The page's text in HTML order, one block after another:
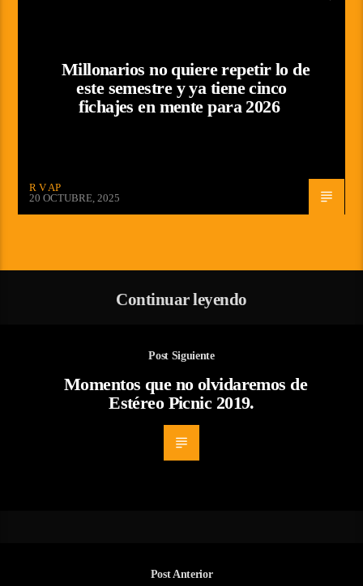
Millonarios no quiere repetir lo de
este semestre y ya tiene cinco
fichajes en mente para 2026
R V AP
20 OCTUBRE, 2025
Continuar leyendo
Post Siguiente
Momentos que no olvidaremos de
Estéreo Picnic 2019.
Post Anterior